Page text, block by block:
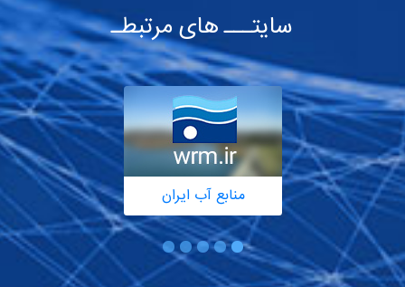
سایتـــ های مرتبطـ
منابع آب ایران